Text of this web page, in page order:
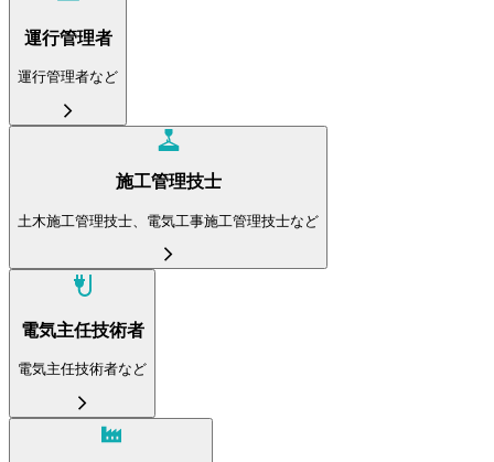
運行管理者
運行管理者など
施工管理技士
土木施工管理技士、電気工事施工管理技士など
電気主任技術者
電気主任技術者など